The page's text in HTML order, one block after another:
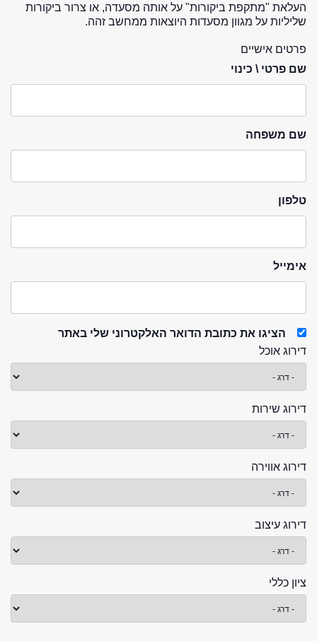
העלאת "מתקפת ביקורות" על אותה מסעדה, או צרור ביקורות
שליליות על מגוון מסעדות היוצאות ממחשב זהה.
פרטים אישיים
שם פרטי \ כינוי
שם משפחה
טלפון
אימייל
הציגו את כתובת הדואר האלקטרוני שלי באתר
דירוג אוכל
דירוג שירות
דירוג אווירה
דירוג עיצוב
ציון כללי